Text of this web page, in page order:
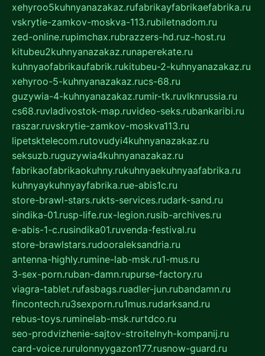
xehyroo5kuhnyanazakaz.rufabrikayfabrikaefabrika.ru
vskrytie-zamkov-moskva-113.rubiletnadom.ru
zed-online.rupimchax.rubrazzers-hd.ruz-host.ru
kitubeu2kuhnyanazakaz.runaperekate.ru
kuhnyaofabrikaufabrik.rukitubeu-2-kuhnyanazakaz.ru
xehyroo-5-kuhnyanazakaz.rucs-68.ru
guzywia-4-kuhnyanazakaz.rumir-tk.ruvlknrussia.ru
cs68.ruvladivostok-map.ruvideo-seks.rubankaribi.ru
raszar.ruvskrytie-zamkov-moskva113.ru
lipetsktelecom.rutovudyi4kuhnyanazakaz.ru
seksuzb.ruguzywia4kuhnyanazakaz.ru
fabrikaofabrikaokuhny.rukuhnyaekuhnyaafabrika.ru
kuhnyaykuhnyayfabrika.rue-abis1c.ru
store-brawl-stars.rukts-services.rudark-sand.ru
sindika-01.rusp-life.rux-legion.rusib-archives.ru
e-abis-1-c.rusindika01.ruvenda-festival.ru
store-brawlstars.rudooraleksandria.ru
antenna-highly.rumine-lab-msk.ru1-mus.ru
3-sex-porn.ruban-damn.rupurse-factory.ru
viagra-tablet.rufasbags.ruadler-jun.rubandamn.ru
fincontech.ru3sexporn.ru1mus.rudarksand.ru
rebus-toys.ruminelab-msk.rurtdco.ru
seo-prodvizhenie-sajtov-stroitelnyh-kompanij.ru
card-voice.rurulonnyygazon177.rusnow-guard.ru